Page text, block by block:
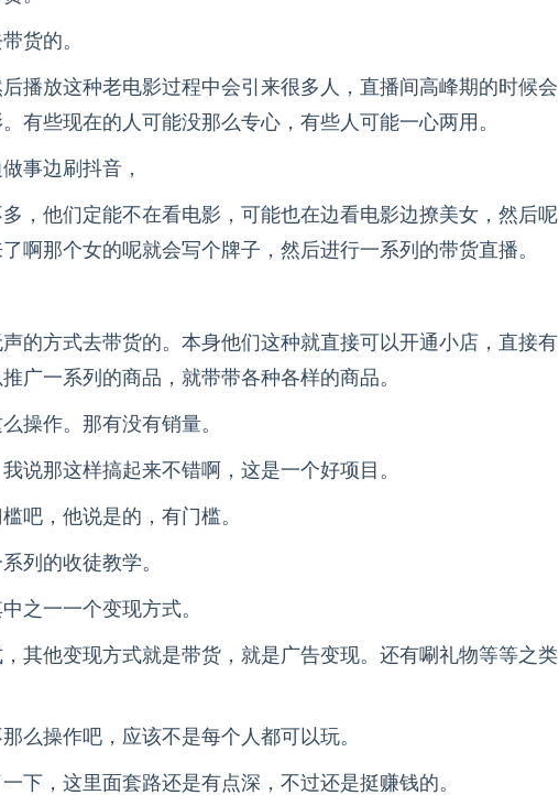
货的。
播放这种老电影过程中会引来很多人，直播间高峰期的时候会
有些现在的人可能没那么专心，有些人可能一心两用。
事边刷抖音，
，他们定能不在看电影，可能也在边看电影边撩美女，然后呢
啊那个女的呢就会写个牌子，然后进行一系列的带货直播。
的方式去带货的。本身他们这种就直接可以开通小店，直接有
广一系列的商品，就带带各种各样的商品。
操作。那有没有销量。
说那这样搞起来不错啊，这是一个好项目。
吧，他说是的，有门槛。
列的收徒教学。
之一一个变现方式。
其他变现方式就是带货，就是广告变现。还有唰礼物等等之类
么操作吧，应该不是每个人都可以玩。
下，这里面套路还是有点深，不过还是挺赚钱的。